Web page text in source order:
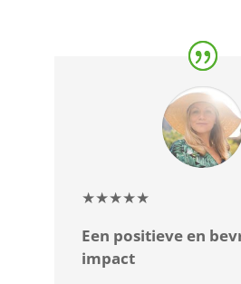
★★★★★
Een positieve en
impact